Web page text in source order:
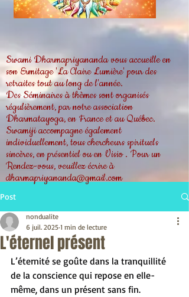
Swami Dharmapriyananda vous accueille en
son Ermitage 'La Claire Lumière' pour des
retraites tout au long de l'année.
Des Séminaires à thèmes sont organisés
régulièrement, par notre association
Dharmatayoga, en France et au Québec.
Swamiji accompagne également
individuellement, tous chercheurs spirituels
sincères, en présentiel ou en Visio . Pour un
Rendez-vous, veuillez écrire à
dharmapriyananda@gmail.com
Post
L'éternel présent
nondualite
6 juil. 2025 1 min de lecture
L’éternité se goûte dans la tranquillité
de la conscience qui repose en elle-
même, dans un présent sans fin.